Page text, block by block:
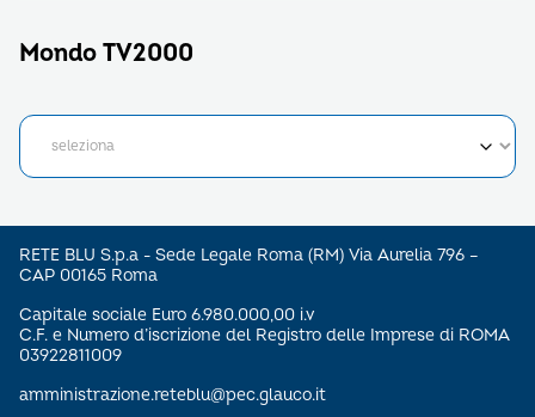
Mondo TV2000
RETE BLU S.p.a - Sede Legale Roma (RM) Via Aurelia 796 –
CAP 00165 Roma
Capitale sociale Euro 6.980.000,00 i.v
C.F. e Numero d’iscrizione del Registro delle Imprese di ROMA
03922811009
amministrazione.reteblu@pec.glauco.it